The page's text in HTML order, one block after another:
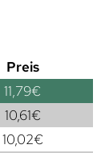
Preis
11,79€
10,61€
10,02€